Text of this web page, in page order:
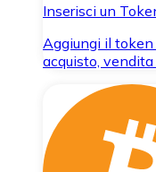
Inserisci un
Aggiungi il
acquisto,